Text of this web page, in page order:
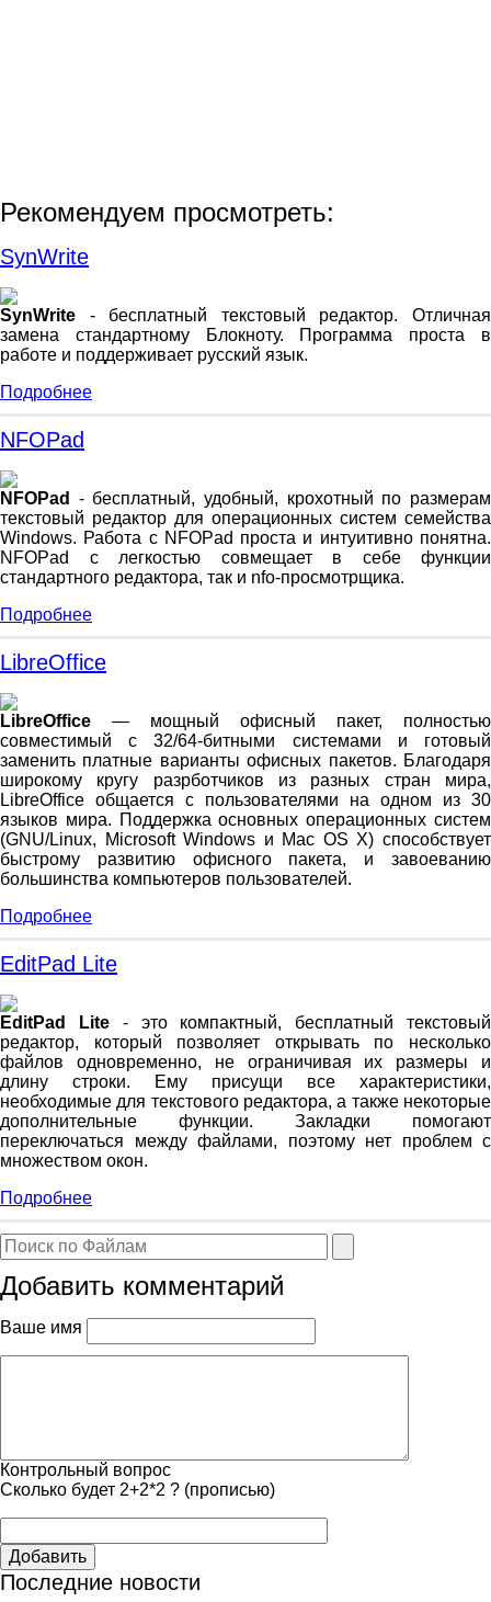
Рекомендуем просмотреть:
SynWrite
SynWrite - бесплатный текстовый редактор. Отличная
замена стандартному Блокноту. Программа проста в
работе и поддерживает русский язык.
Подробнее
NFOPad
NFOPad
- бесплатный, удобный, крохотный по размерам
текстовый редактор для операционных систем семейства
Windows. Работа с NFOPad проста и интуитивно понятна.
NFOPad с легкостью совмещает в себе функции
стандартного редактора, так и nfo-просмотрщика.
Подробнее
LibreOffice
LibreOffice — мощный офисный пакет, полностью
совместимый с 32/64-битными системами и готовый
заменить платные варианты офисных пакетов. Благодаря
широкому кругу разрботчиков из разных стран мира,
LibreOffice общается с пользователями на одном из 30
языков мира. Поддержка основных операционных систем
(GNU/Linux, Microsoft Windows и Mac OS X) способствует
быстрому развитию офисного пакета, и завоеванию
большинства компьютеров пользователей.
Подробнее
EditPad Lite
EditPad Lite- это компактный, бесплатный текстовый
редактор, который позволяет открывать по несколько
файлов одновременно, не ограничивая их размеры и
длину строки. Ему присущи все характеристики,
необходимые для текстового редактора, а также некоторые
дополнительные функции. Закладки помогают
переключаться между файлами, поэтому нет проблем с
множеством окон.
Подробнее
Добавить комментарий
Ваше имя
Контрольный вопрос
Сколько будет 2+2*2 ? (прописью)
Добавить
Последние новости